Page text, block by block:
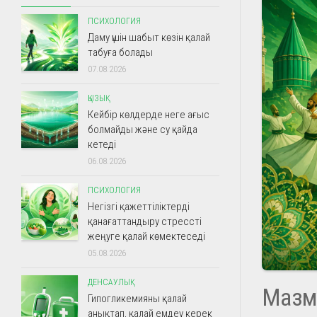
ПСИХОЛОГИЯ
Даму үшін шабыт көзін қалай
табуға болады
07.08.2026
ҚЫЗЫҚ
Кейбір көлдерде неге ағыс
болмайды және су қайда
кетеді
06.08.2026
ПСИХОЛОГИЯ
Негізгі қажеттіліктерді
қанағаттандыру стрессті
жеңуге қалай көмектеседі
05.08.2026
ДЕНСАУЛЫҚ
Гипогликемияны қалай
анықтап, қалай емдеу керек